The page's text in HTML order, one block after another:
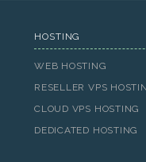
HOSTING
WEB HOSTING
RESELLER VPS
CLOUD VPS HOSTING
DEDICATED HOSTING